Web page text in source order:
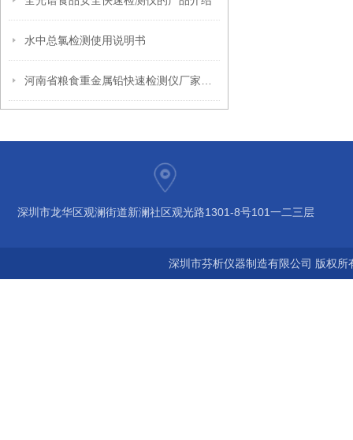
水中总氯检测使用说明书
深圳市龙华区观澜街道新澜社区观光路1301-8号101一二三层
深圳市芬析仪器制造有限公司 版权